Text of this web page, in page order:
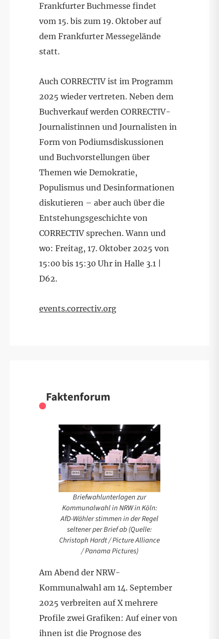
Frankfurter Buchmesse findet
vom 15. bis zum 19. Oktober auf
dem Frankfurter Messegelände
statt.
Auch CORRECTIV ist im Programm
2025 wieder vertreten. Neben dem
Buchverkauf werden CORRECTIV-
Journalistinnen und Journalisten in
Form von Podiumsdiskussionen
und Buchvorstellungen über
Themen wie Demokratie,
Populismus und Desinformationen
diskutieren – aber auch über die
Entstehungsgeschichte von
CORRECTIV sprechen. Wann und
wo: Freitag, 17. Oktober 2025 von
15:00 bis 15:30 Uhr in Halle 3.1 |
D62.
events.correctiv.org
Faktenforum
Briefwahlunterlagen zur
Kommunalwahl in NRW in Köln:
AfD-Wähler stimmen in der Regel
seltener per Brief ab (Quelle:
Christoph Hardt / Picture Alliance
/ Panama Pictures)
Am Abend der NRW-
Kommunalwahl am 14. September
2025 verbreiten auf X mehrere
Profile zwei Grafiken: Auf einer von
ihnen ist die Prognose des